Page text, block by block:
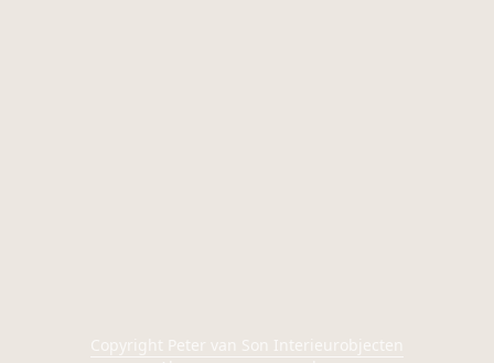
Copyright Peter van Son Interieurobjecten